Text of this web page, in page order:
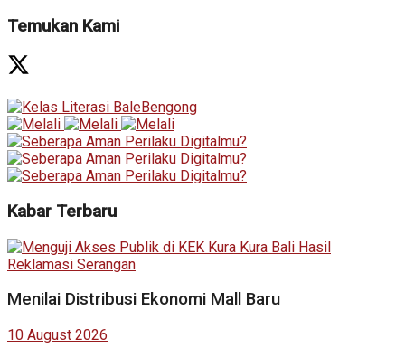
Temukan Kami
Kabar Terbaru
Menilai Distribusi Ekonomi Mall Baru
10 August 2026